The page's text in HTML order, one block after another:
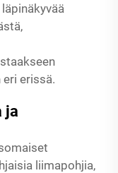
erissä.
ja
liimapohjia,